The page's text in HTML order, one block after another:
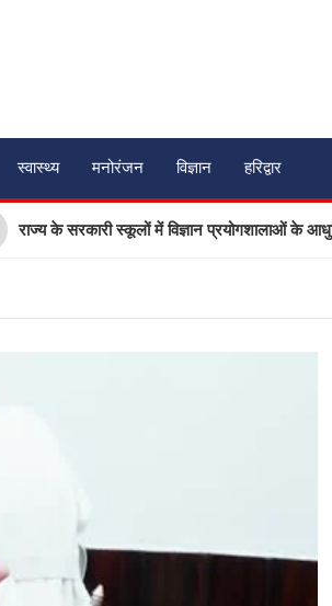
स्वास्थ्य मनोरंजन विज्ञान हरिद्वार
के सरकारी स्कूलों में विज्ञान प्रयोगशालाओं के आधुनिकीकरण